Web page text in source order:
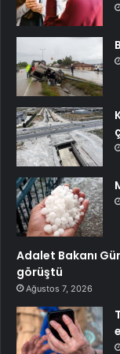
Adalet Bakanı
görüştü
Ağustos 7, 2026